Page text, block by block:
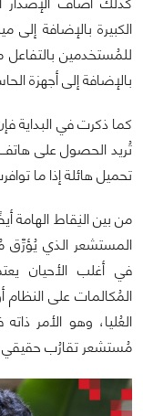
بالإضافة إلى أجهزة
كما ذكرت في البداية
تُريد الحصول على
تحميل هائلة إذا ما
المستشعر الذي يُؤرِّق
في أغلب الأحيان
المُكالمات على النظام
مُستشعر تقارُب حقيقي